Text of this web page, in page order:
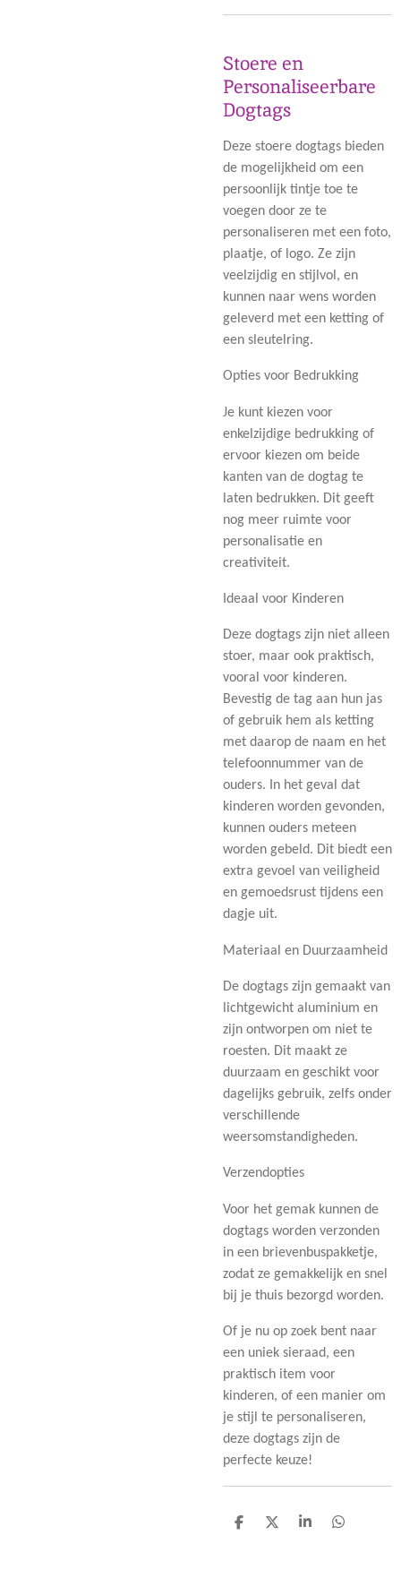
Stoere en
Personaliseerbare
Dogtags
Deze stoere dogtags bieden
de mogelijkheid om een
persoonlijk tintje toe te
voegen door ze te
personaliseren met een foto,
plaatje, of logo. Ze zijn
veelzijdig en stijlvol, en
kunnen naar wens worden
geleverd met een ketting of
een sleutelring.
Opties voor Bedrukking
Je kunt kiezen voor
enkelzijdige bedrukking of
ervoor kiezen om beide
kanten van de dogtag te
laten bedrukken. Dit geeft
nog meer ruimte voor
personalisatie en
creativiteit.
Ideaal voor Kinderen
Deze dogtags zijn niet alleen
stoer, maar ook praktisch,
vooral voor kinderen.
Bevestig de tag aan hun jas
of gebruik hem als ketting
met daarop de naam en het
telefoonnummer van de
ouders. In het geval dat
kinderen worden gevonden,
kunnen ouders meteen
worden gebeld. Dit biedt een
extra gevoel van veiligheid
en gemoedsrust tijdens een
dagje uit.
Materiaal en Duurzaamheid
De dogtags zijn gemaakt van
lichtgewicht aluminium en
zijn ontworpen om niet te
roesten. Dit maakt ze
duurzaam en geschikt voor
dagelijks gebruik, zelfs onder
verschillende
weersomstandigheden.
Verzendopties
Voor het gemak kunnen de
dogtags worden verzonden
in een brievenbuspakketje,
zodat ze gemakkelijk en snel
bij je thuis bezorgd worden.
Of je nu op zoek bent naar
een uniek sieraad, een
praktisch item voor
kinderen, of een manier om
je stijl te personaliseren,
deze dogtags zijn de
perfecte keuze!
D
D
S
D